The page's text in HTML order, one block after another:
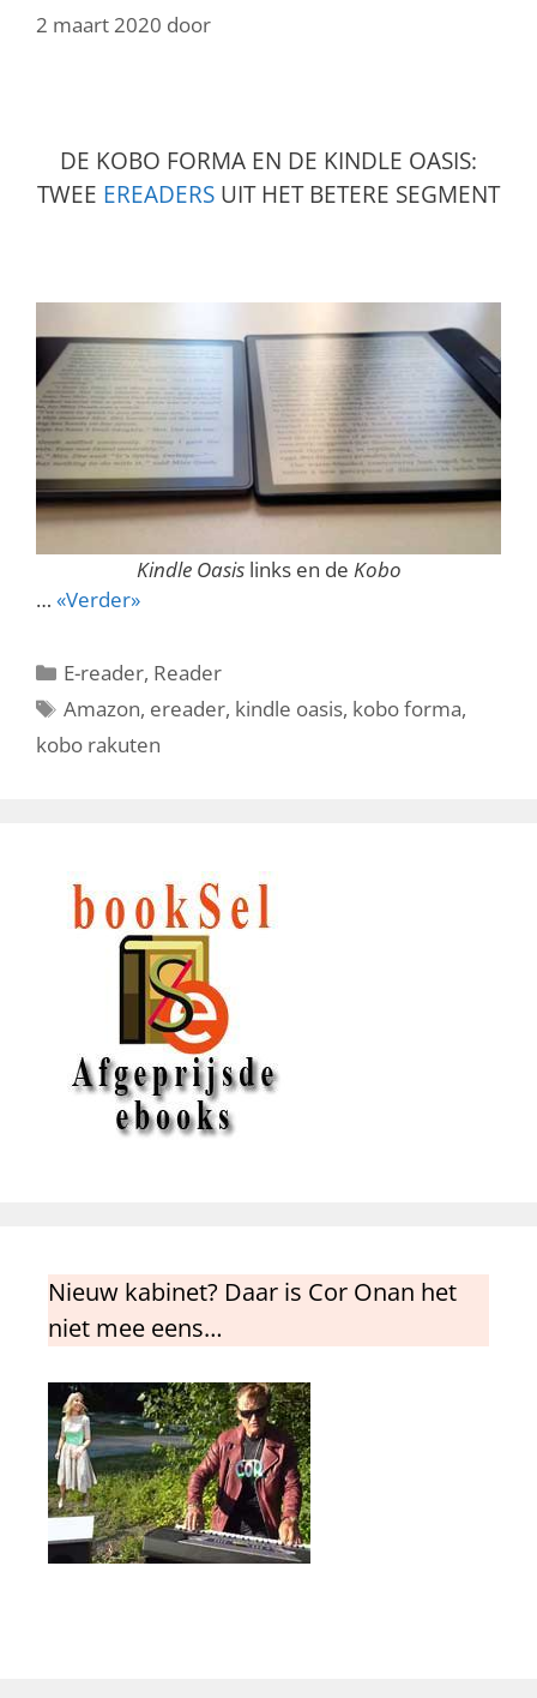
2 maart 2020 door
DE KOBO FORMA EN DE KINDLE OASIS:
TWEE EREADERS UIT HET BETERE SEGMENT
Kindle Oasislinks en de Kobo
… «Verder»
Categorieën
E-reader, Reader
Tags
Amazon, ereader, kindle oasis, kobo forma,
kobo rakuten
Nieuw kabinet? Daar is Cor Onan het
niet mee eens…